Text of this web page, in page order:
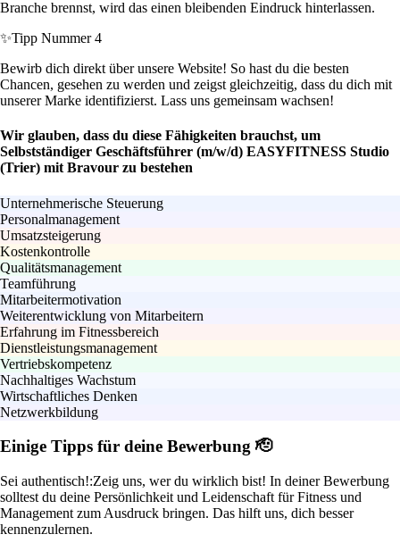
Branche brennst, wird das einen bleibenden Eindruck hinterlassen.
✨Tipp Nummer 4
Bewirb dich direkt über unsere Website! So hast du die besten
Chancen, gesehen zu werden und zeigst gleichzeitig, dass du dich mit
unserer Marke identifizierst. Lass uns gemeinsam wachsen!
Wir glauben, dass du diese Fähigkeiten brauchst, um
Selbstständiger Geschäftsführer (m/w/d) EASYFITNESS Studio
(Trier) mit Bravour zu bestehen
Unternehmerische Steuerung
Personalmanagement
Umsatzsteigerung
Kostenkontrolle
Qualitätsmanagement
Teamführung
Mitarbeitermotivation
Weiterentwicklung von Mitarbeitern
Erfahrung im Fitnessbereich
Dienstleistungsmanagement
Vertriebskompetenz
Nachhaltiges Wachstum
Wirtschaftliches Denken
Netzwerkbildung
Einige Tipps für deine Bewerbung 🫡
Sei authentisch!:Zeig uns, wer du wirklich bist! In deiner Bewerbung
solltest du deine Persönlichkeit und Leidenschaft für Fitness und
Management zum Ausdruck bringen. Das hilft uns, dich besser
kennenzulernen.